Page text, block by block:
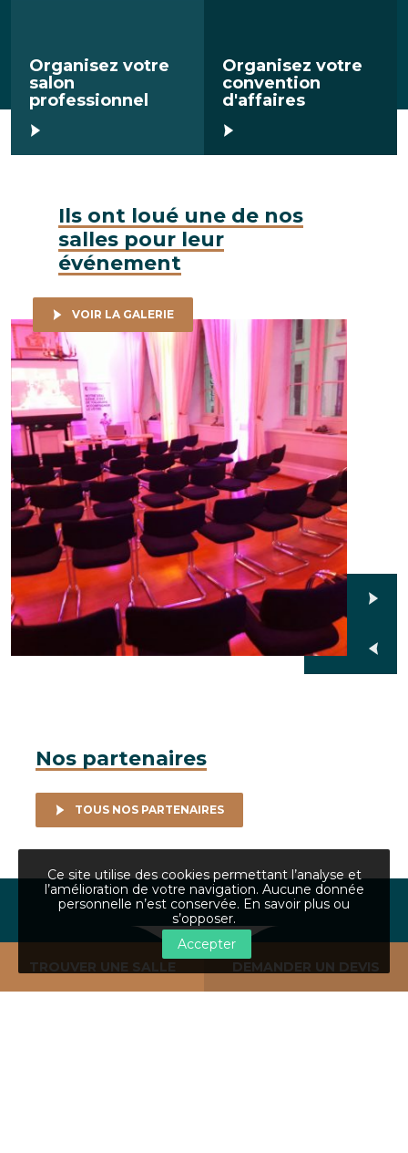
Organisez votre
salon
professionnel
En savoir plus
Organisez votre
convention
d'affaires
En savoir plus
TROUVER UNE SALLE DEMANDER UN DEVIS
Ils ont loué une de nos
salles pour leur
événement
VOIR LA GALERIE
Etude Guedj - Vente aux enchères, 25 mai 2019 / CCI
Nos partenaires
TOUS NOS PARTENAIRES
Retour en haut de la page
À PROPOS
NOS 4 SITES
Ce site utilise des cookies permettant l’analyse et
l’amélioration de votre navigation. Aucune donnée
personnelle n’est conservée. En savoir plus ou
s’opposer.
Accepter